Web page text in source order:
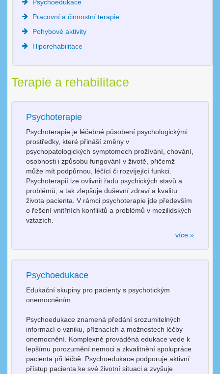
Psychoedukace
Pracovní a činnostní terapie
Pohybové aktivity
Hiporehabilitace
Terapie a rehabilitace
Psychoterapie
Psychoterapie je léčebné působení psychologickými
prostředky, které přináší změny v
psychopatologických symptomech prožívání, chování,
osobnosti i způsobu fungování v životě, přičemž
může mít podpůrnou, léčící či rozvíjející funkci.
Psychoterapií lze ovlivnit řadu psychických stavů a
problémů, a tak zlepšuje duševní zdraví a kvalitu
života pacienta. V rámci psychoterapie jde především
o řešení vnitřních konfliktů a problémů v mezilidských
vztazích.
více »
Psychoedukace
Edukační skupiny pro pacienty s psychotickým
onemocněním
Psychoedukace znamená předání srozumitelných
informací o vzniku, příznacích a možnostech léčby
onemocnění. Komplexně prováděná edukace vede k
lepšímu porozumění nemoci a zkvalitnění spolupráce
pacienta při léčbě. Psychoedukace podporuje aktivní
přístup pacienta ke své životní situaci a zvyšuje